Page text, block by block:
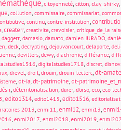
, citoyenneté, citton, clay_shirky,
, collution, commissaire, commissariat,
, continu, contre-institution,
,createrr, creativite, crevoisier, critique_de_la
daggett, damasio, damato, damien JURADO,
, deck, decrypting, dejouvancourt, delaporte,
, devillers, dewy, diachronie, différance,
, digitalstudies1718, discret,
, drevet, droit, drouin, drouin-leclerc,dt-
,dt-ia,dt-patrimoine,dt-
, déterritorialisation, dürer, d’orso, eco, eco-
,edito1314, edito1415,edito1516,
2013, enmi11,enmi12, enmi13,
, enmi2017, enmi2018, enmi2019,